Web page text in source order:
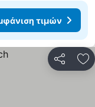
τιμών